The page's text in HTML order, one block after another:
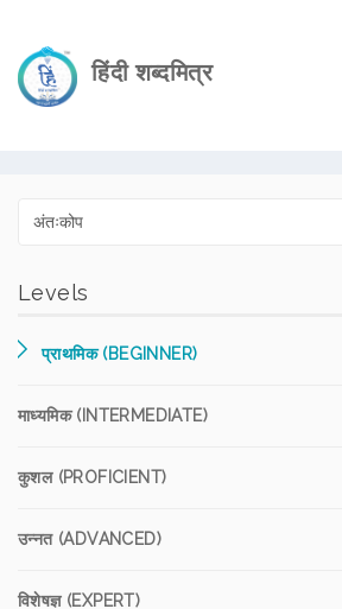
हिंदी शब्दमित्र
Levels
प्राथमिक (BEGINNER)
माध्यमिक (INTERMEDIATE)
कुशल (PROFICIENT)
उन्नत (ADVANCED)
विशेषज्ञ (EXPERT)